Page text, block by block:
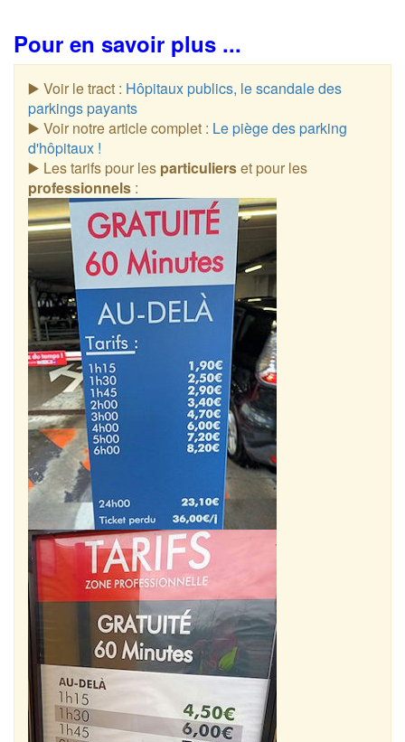
Pour en savoir plus ...
▶️ Voir le tract : Hôpitaux publics, le scandale des
parkings payants
▶️ Voir notre article complet : Le piège des parking
d'hôpitaux !
▶️ Les tarifs pour les particulierset pour les
professionnels :